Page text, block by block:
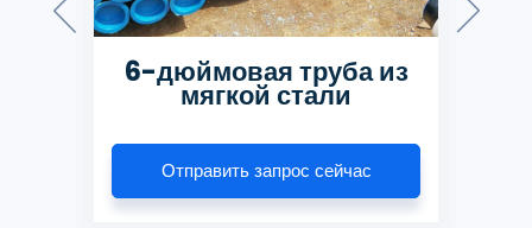
6-дюймовая труба из
мягкой стали
Отправить запрос сейчас